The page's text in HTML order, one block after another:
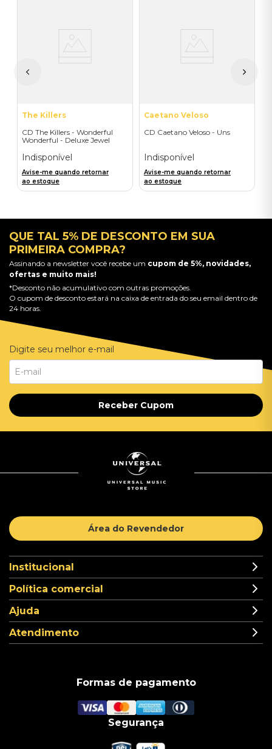
The Killers
CD The Killers - Wonderful
Wonderful - Deluxe Jewel
Indisponível
Avise-me quando retornar
ao estoque
Caetano Veloso
CD Caetano Veloso - Uns
Indisponível
Avise-me quando retornar
ao estoque
QUE TAL 5% DE DESCONTO EM SUA
PRIMEIRA COMPRA?
Assinando a newsletter você recebe um cupom de 5%, novidades,
ofertas e muito mais!
*Desconto não acumulativo com outras promoções.
O cupom de desconto estará na caixa de entrada do seu email dentro de
24 horas.
Digite seu melhor e-mail
Receber Cupom
Área do Revendedor
Institucional
Política comercial
Ajuda
Atendimento
Formas de pagamento
Segurança